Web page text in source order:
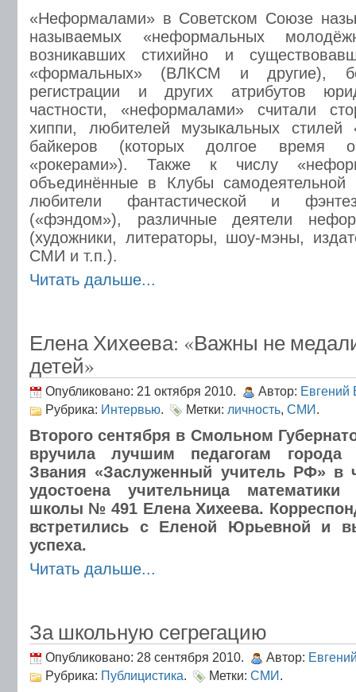
«Неформалами» в Советском Союзе
называемых «неформальных
возникавших стихийно и
«формальных» (ВЛКСМ и другие),
регистрации и других атрибутов
частности, «неформалами» считали
хиппи, любителей музыкальных стилей
байкеров (которых долгое время
«рокерами»). Также к числу
объединённые в Клубы
любители фантастической и
(«фэндом»), различные деятели
(художники, литераторы, шоу-мэны,
СМИ и т.п.).
Читать дальше...
Елена Хихеева: «Важны не
детей»
Опубликовано: 21 октября 2010. Автор: Евгений
Рубрика: Интервью. Метки: личность, СМИ.
Второго сентября в Смольном
вручила лучшим педагогам города
Звания «Заслуженный учитель РФ» в
удостоена учительница математики
школы № 491 Елена Хихеева.
встретились с Еленой Юрьевной и
успеха.
Читать дальше...
За школьную сегрегацию
Опубликовано: 28 сентября 2010. Автор:
Рубрика: Публицистика. Метки: СМИ.